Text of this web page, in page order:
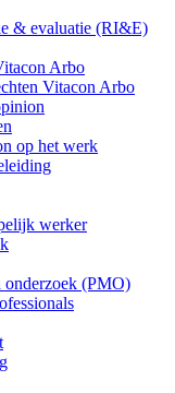
& evaluatie (RI&E)
Arbo
Vitacon Arbo
op het werk
werker
onderzoek (PMO)